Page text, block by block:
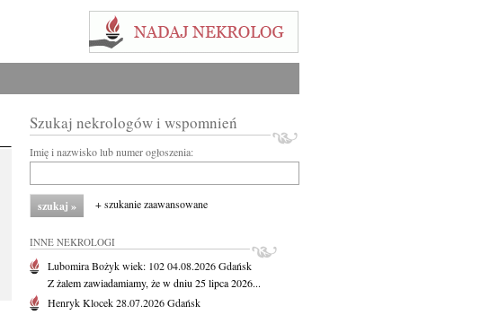
Szukaj nekrologów i wspomnień
Imię i nazwisko lub numer ogłoszenia:
+ szukanie zaawansowane
INNE NEKROLOGI
Lubomira Bożykwiek: 10204.08.2026Gdańsk
Z żalem zawiadamiamy, że w dniu 25 lipca 2026...
Henryk Klocek28.07.2026Gdańsk